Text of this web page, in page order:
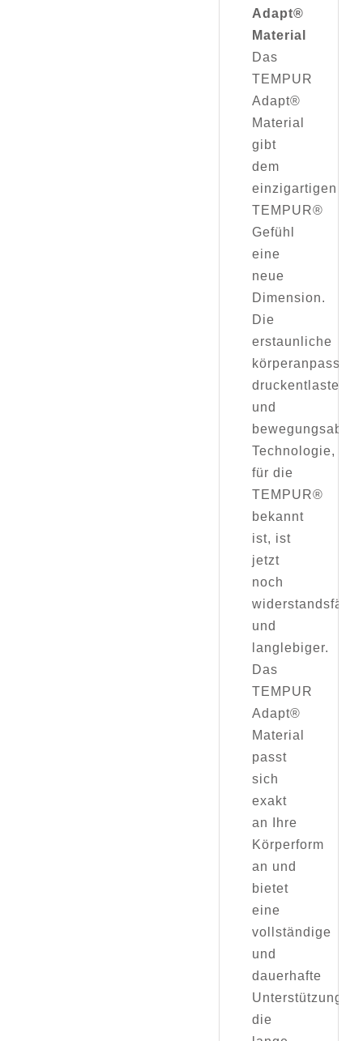
Adapt®
Material
Das
TEMPUR
Adapt®
Material
gibt
dem
einzigartigen
TEMPUR®
Gefühl
eine
neue
Dimension.
Die
erstaunliche
druckentlastende
und
Technologie,
für die
TEMPUR®
bekannt
ist, ist
jetzt
noch
und
langlebiger.
Das
TEMPUR
Adapt®
Material
passt
sich
exakt
an Ihre
Körperform
an und
bietet
eine
vollständige
und
dauerhafte
Unterstützung,
die